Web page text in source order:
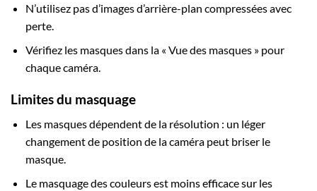
N’utilisez pas d’images d’arrière-plan compressées avec
perte.
Vérifiez les masques dans la « Vue des masques » pour
chaque caméra.
Limites du masquage
Les masques dépendent de la résolution : un léger
changement de position de la caméra peut briser le
masque.
Le masquage des couleurs est moins efficace sur les